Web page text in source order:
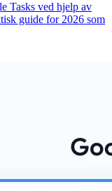
Tasks ved hjelp av
guide for 2026 som